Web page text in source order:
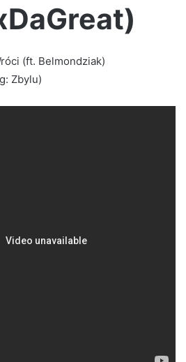
(ft. Belmondziak)
Zbylu)